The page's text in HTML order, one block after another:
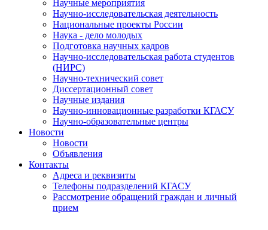
Научные мероприятия
Научно-исследовательская деятельность
Национальные проекты России
Наука - дело молодых
Подготовка научных кадров
Научно-исследовательская работа студентов
(НИРС)
Научно-технический совет
Диссертационный совет
Научные издания
Научно-инновационные разработки КГАСУ
Научно-образовательные центры
Новости
Новости
Объявления
Контакты
Адреса и реквизиты
Телефоны подразделений КГАСУ
Рассмотрение обращений граждан и личный
прием